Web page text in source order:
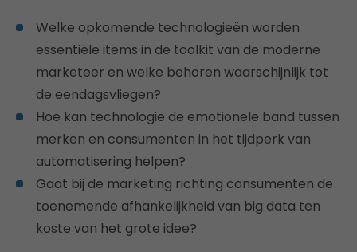
Welke opkomende technologieën worden
essentiële items in de toolkit van de moderne
marketeer en welke behoren waarschijnlijk tot
de eendagsvliegen?
Hoe kan technologie de emotionele band tussen
merken en consumenten in het tijdperk van
automatisering helpen?
Gaat bij de marketing richting consumenten de
toenemende afhankelijkheid van big data ten
koste van het grote idee?